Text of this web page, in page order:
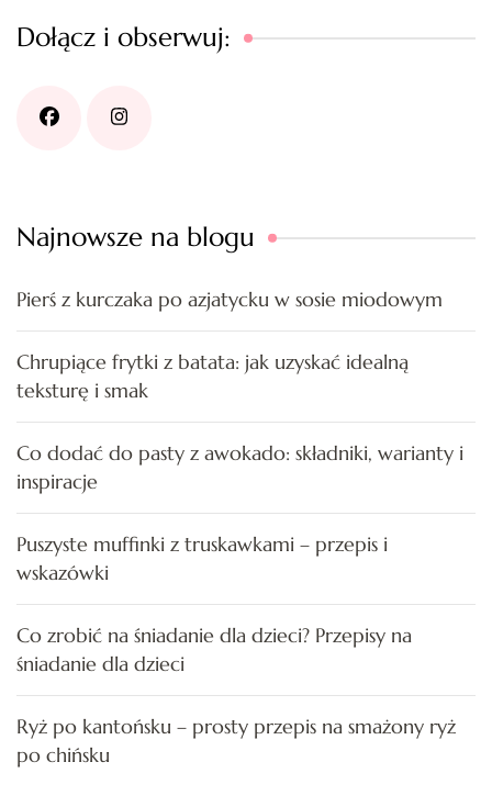
Dołącz i obserwuj:
Najnowsze na blogu
Pierś z kurczaka po azjatycku w sosie miodowym
Chrupiące frytki z batata: jak uzyskać idealną
teksturę i smak
Co dodać do pasty z awokado: składniki, warianty i
inspiracje
Puszyste muffinki z truskawkami – przepis i
wskazówki
Co zrobić na śniadanie dla dzieci? Przepisy na
śniadanie dla dzieci
Ryż po kantońsku – prosty przepis na smażony ryż
po chińsku